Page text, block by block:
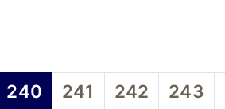
240 241 242 243